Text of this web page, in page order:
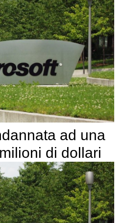
ad una
di dollari